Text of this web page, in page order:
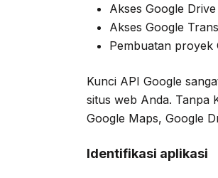
Akses Google Drive
Akses Google
Pembuatan proyek
Kunci API Google
situs web Anda. Tanpa
Google Maps, Google
Identifikasi aplikasi